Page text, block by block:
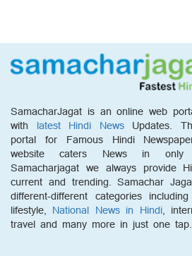
SamacharJagat is an online web
with latest Hindi NewsUpdates.
portal for Famous Hindi
website caters News in only
Samacharjagat we always provide
current and trending. Samachar
different-different categories including
lifestyle, National News in Hindi,
travel and many more in just one tap.